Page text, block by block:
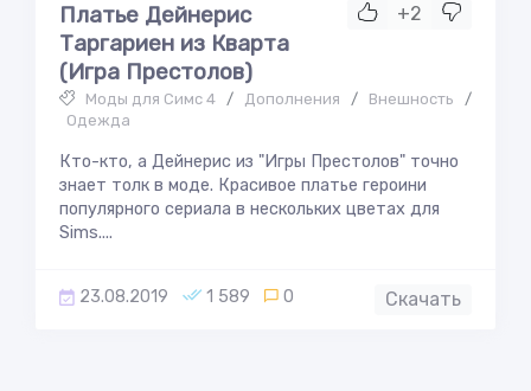
+2
Платье Дейнерис
Таргариен из Кварта
(Игра Престолов)
Моды для Симс 4 / Дополнения / Внешность
/
Одежда
Кто-кто, а Дейнерис из "Игры Престолов" точно
знает толк в моде. Красивое платье героини
популярного сериала в нескольких цветах для
Sims....
23.08.2019 1 589 0 Скачать